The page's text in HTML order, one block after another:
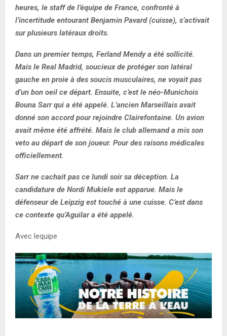
heures, le staff de l’équipe de France, confronté à
l’incertitude entourant Benjamin Pavard (cuisse), s’activait
sur plusieurs latéraux droits.
Dans un premier temps, Ferland Mendy a été sollicité.
Mais le Real Madrid, soucieux de protéger son latéral
gauche en proie à des soucis musculaires, ne voyait pas
d’un bon oeil ce départ. Ensuite, c’est le néo-Munichois
Bouna Sarr qui a été appelé. L’ancien Marseillais avait
donné son accord pour rejoindre Clairefontaine. Un avion
avait même été affrété. Mais le club allemand a mis son
veto au départ de son joueur. Pour des raisons médicales
officiellement.
Sarr ne cachait pas ce lundi soir sa déception. La
candidature de Nordi Mukiele est apparue. Mais le
défenseur de Leipzig est touché à une cuisse. C’est dans
ce contexte qu’Aguilar a été appelé.
Avec lequipe